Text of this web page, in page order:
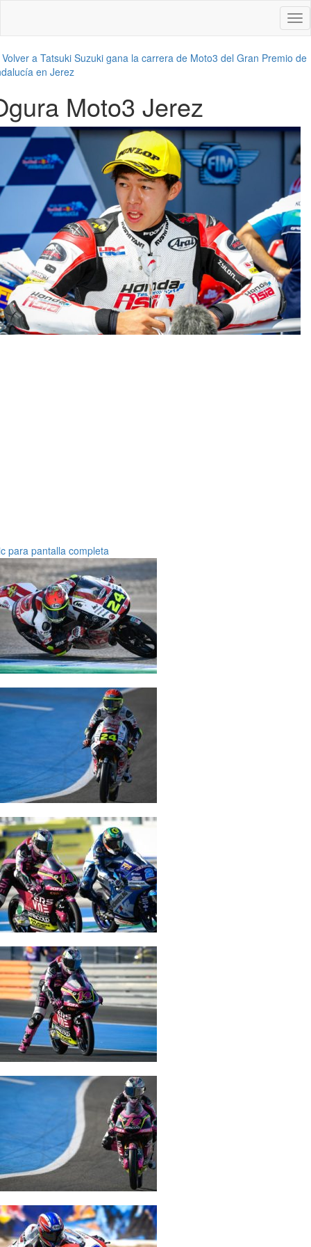
Volver a Tatsuki Suzuki gana la carrera de Moto3 del Gran Premio de
en Jerez
Moto3 Jerez
para pantalla completa